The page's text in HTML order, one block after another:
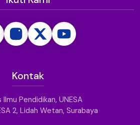
Kontak
Ilmu Pendidikan, UNESA
2, Lidah Wetan, Surabaya